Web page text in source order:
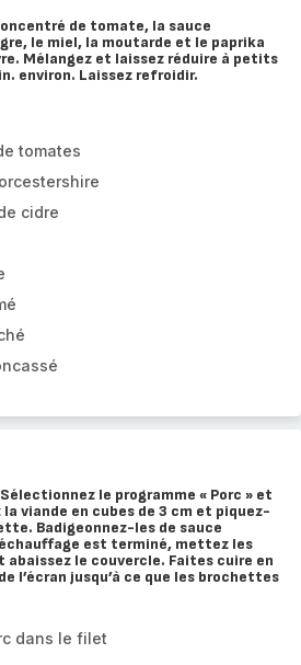
de tomate, la sauce
le miel, la moutarde et le paprika
Mélangez et laissez réduire à petits
environ. Laissez refroidir.
tomates
cidre
le programme « Porc » et
la viande en cubes de 3 cm et piquez-
Badigeonnez-les de sauce
est terminé, mettez les
le couvercle. Faites cuire en
l’écran jusqu’à ce que les brochettes
dans le filet